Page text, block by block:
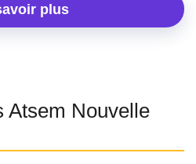
plus
Atsem Nouvelle